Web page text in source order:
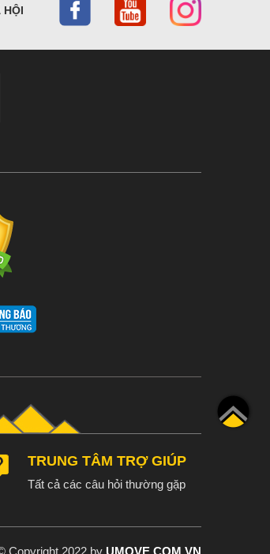
HỘI
TRUNG TÂM TRỢ GIÚP
Tất cả các câu hỏi thường gặp
Copyright 2022 by UMOVE.COM.VN